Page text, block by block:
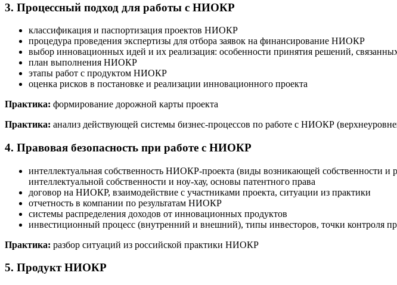
3. Процессный подход для работы с НИОКР
классификация и паспортизация проектов НИОКР
процедура проведения экспертизы для отбора заявок на финансирование НИОКР
выбор инновационных идей и их реализация: особенности принятия решений,
план выполнения НИОКР
этапы работ с продуктом НИОКР
оценка рисков в постановке и реализации инновационного проекта
Практика: формирование дорожной карты проекта
Практика: анализ действующей системы бизнес-процессов по работе с НИОКР
4. Правовая безопасность при работе с НИОКР
интеллектуальная собственность НИОКР-проекта (виды возникающей собственности
интеллектуальной собственности и ноу-хау, основы патентного права
договор на НИОКР, взаимодействие с участниками проекта, ситуации из практики
отчетность в компании по результатам НИОКР
системы распределения доходов от инновационных продуктов
инвестиционный процесс (внутренний и внешний), типы инвесторов, точки контроля
Практика: разбор ситуаций из российской практики НИОКР
5. Продукт НИОКР